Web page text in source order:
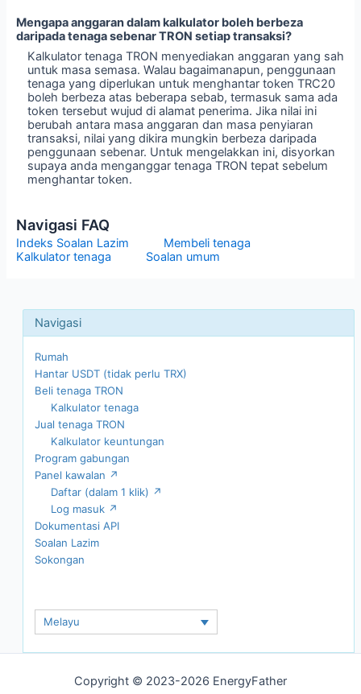
Mengapa anggaran dalam kalkulator boleh berbeza
daripada tenaga sebenar TRON setiap transaksi?
Kalkulator tenaga TRON menyediakan anggaran yang sah
untuk masa semasa. Walau bagaimanapun, penggunaan
tenaga yang diperlukan untuk menghantar token TRC20
boleh berbeza atas beberapa sebab, termasuk sama ada
token tersebut wujud di alamat penerima. Jika nilai ini
berubah antara masa anggaran dan masa penyiaran
transaksi, nilai yang dikira mungkin berbeza daripada
penggunaan sebenar. Untuk mengelakkan ini, disyorkan
supaya anda menganggar tenaga TRON tepat sebelum
menghantar token.
Navigasi FAQ
Indeks Soalan Lazim
Membeli tenaga
Kalkulator tenaga
Soalan umum
Rumah
Hantar USDT (tidak perlu TRX)
Beli tenaga TRON
Kalkulator tenaga
Jual tenaga TRON
Kalkulator keuntungan
Program gabungan
Panel kawalan ↗
Daftar (dalam 1 klik) ↗
Log masuk ↗
Dokumentasi API
Soalan Lazim
Sokongan
Melayu
Copyright © 2023-2026 EnergyFather